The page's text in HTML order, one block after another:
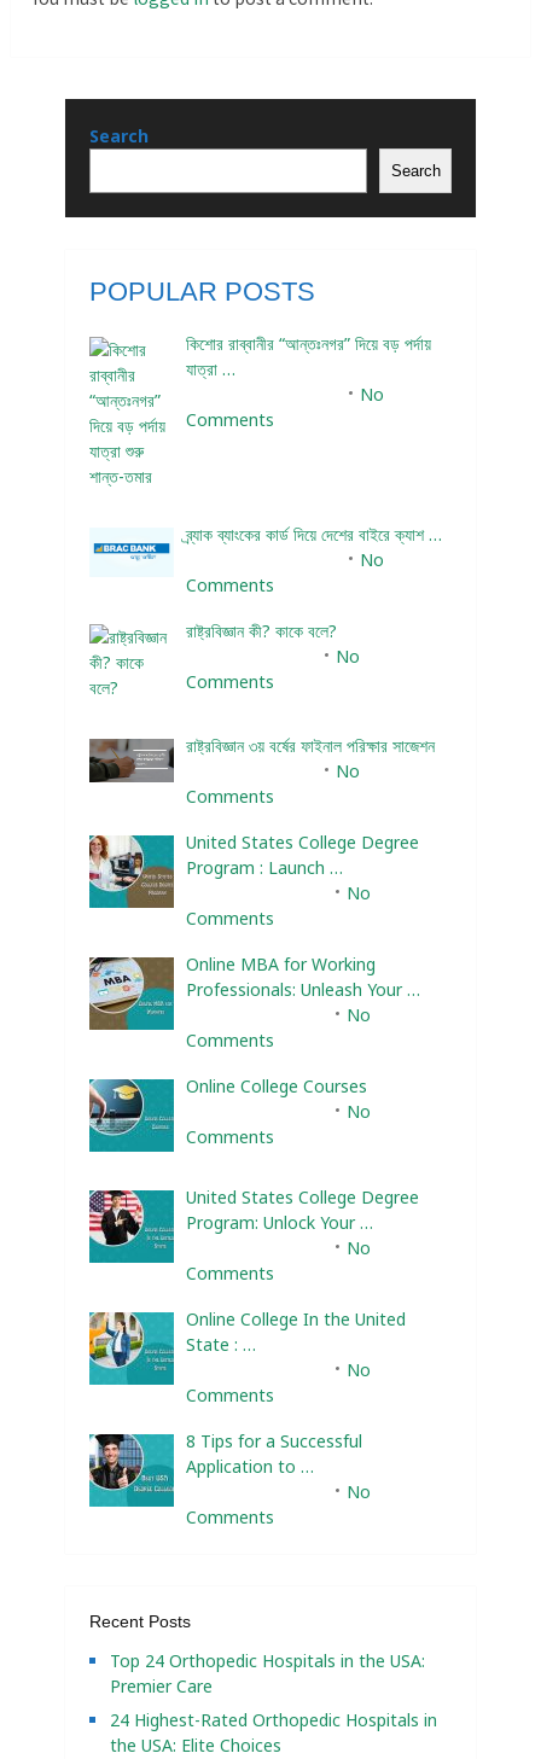
Search
Search
POPULAR POSTS
কিশোর রাব্বানীর “আন্তঃনগর” দিয়ে বড় পর্দায়
যাত্রা …
No
Comments
ব্র্যাক ব্যাংকের কার্ড দিয়ে দেশের বাইরে ক্যাশ …
No
Comments
রাষ্ট্রবিজ্ঞান কী? কাকে বলে?
No
Comments
রাষ্ট্রবিজ্ঞান ৩য় বর্ষের ফাইনাল পরিক্ষার সাজেশন
No
Comments
United States College Degree
Program : Launch …
No
Comments
Online MBA for Working
Professionals: Unleash Your …
No
Comments
Online College Courses
No
Comments
United States College Degree
Program: Unlock Your …
No
Comments
Online College In the United
State : …
No
Comments
8 Tips for a Successful
Application to …
No
Comments
Recent Posts
Top 24 Orthopedic Hospitals in the USA:
Premier Care
24 Highest-Rated Orthopedic Hospitals in
the USA: Elite Choices